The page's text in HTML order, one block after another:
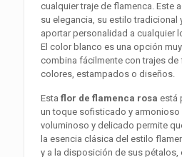
cualquier traje de flamenca. Este
su elegancia, su estilo tradicional
aportar personalidad a cualquier
El color blanco es una opción
combina fácilmente con trajes
colores, estampados o diseños.
Estaflor de flamenca rosa está
un toque sofisticado y armonioso
voluminoso y delicado permite
la esencia clásica del estilo
y a la disposición de sus pétalos,